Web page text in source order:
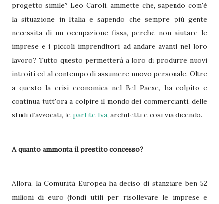
progetto simile? Leo Caroli, ammette che, sapendo com'è
la situazione in Italia e sapendo che sempre più gente
necessita di un occupazione fissa, perché non aiutare le
imprese e i piccoli imprenditori ad andare avanti nel loro
lavoro? Tutto questo permetterà a loro di produrre nuovi
introiti ed al contempo di assumere nuovo personale. Oltre
a questo la crisi economica nel Bel Paese, ha colpito e
continua tutt'ora a colpire il mondo dei commercianti, delle
studi d’avvocati, le partite Iva, architetti e cosi via dicendo.
A quanto ammonta il prestito concesso?
Allora, la Comunità Europea ha deciso di stanziare ben 52
milioni di euro (fondi utili per risollevare le imprese e